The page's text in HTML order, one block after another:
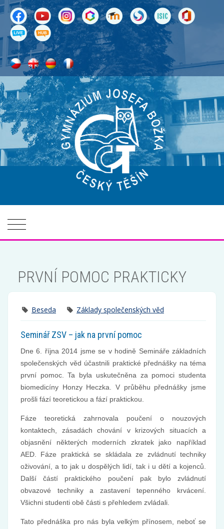
PRVNÍ POMOC PRAKTICKY
Beseda Základy společenských věd
Seminář ZSV – jak na první pomoc
Dne 6. října 2014 jsme se v hodině Semináře základních
společenských věd účastnili praktické přednášky na téma
první pomoc. Ta byla uskutečněna za pomoci studenta
biomedicíny Honzy Heczka. V průběhu přednášky jsme
prošli fází teoretickou a fází praktickou.
Fáze teoretická zahrnovala poučení o nouzových
kontaktech, zásadách chování v krizových situacích a
objasnění některých moderních zkratek jako například
AED. Fáze praktická se skládala ze zvládnutí techniky
oživování, a to jak u dospělých lidí, tak i u dětí a kojenců.
Další částí praktického poučení pak bylo zvládnutí
obvazové techniky a zastavení tepenného krvácení.
Všichni studenti obě části s přehledem zvládali.
Tato přednáška pro nás byla velkým přínosem, neboť se